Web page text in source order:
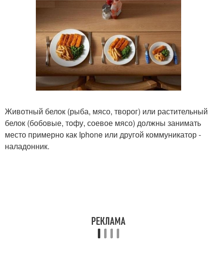
Животный белок (рыба, мясо, творог) или растительный
белок (бобовые, тофу, соевое мясо) должны занимать
место примерно как Iphone или другой коммуникатор -
наладонник.